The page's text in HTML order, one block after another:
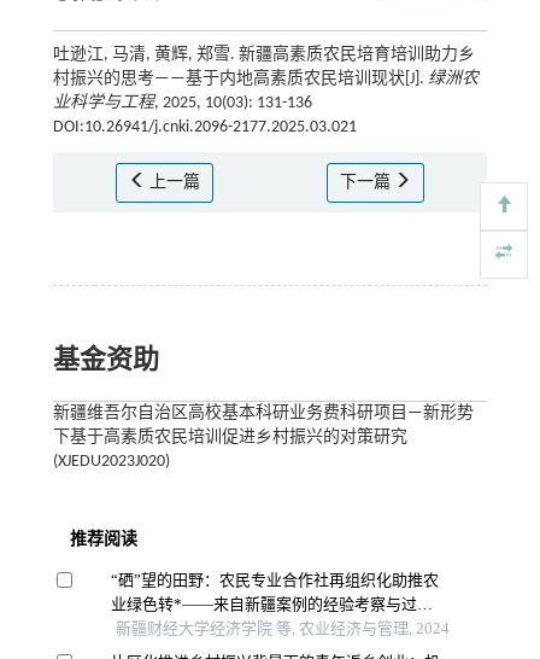
吐逊江, 马清, 黄辉, 郑雪. 新疆高素质农民培育培训助力乡
村振兴的思考——基于内地高素质农民培训现状[J]. 绿洲农
业科学与工程, 2025, 10(03): 131-136
DOI:10.26941/j.cnki.2096-2177.2025.03.021
上一篇 下一篇
基金资助
新疆维吾尔自治区高校基本科研业务费科研项目—新形势
下基于高素质农民培训促进乡村振兴的对策研究
(XJEDU2023J020)